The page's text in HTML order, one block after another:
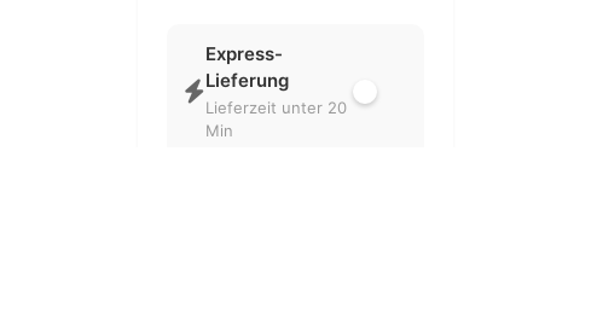
Express-
Lieferung
Lieferzeit unter 20
Min